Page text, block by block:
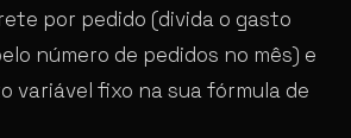
por pedido (divida o gasto
número de pedidos no mês) e
variável fixo na sua fórmula de